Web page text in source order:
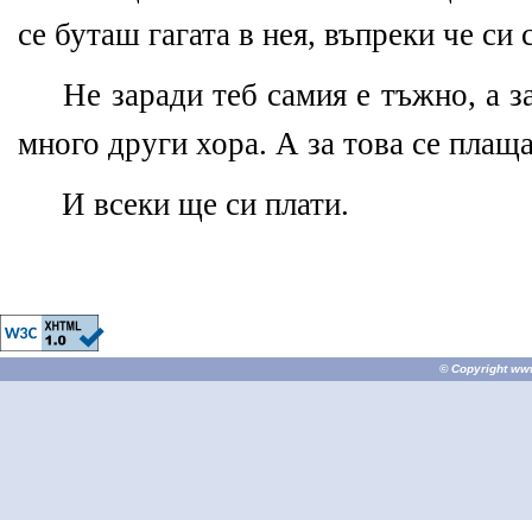
се буташ гагата в нея, въпреки че си
Не заради теб самия е тъжно, а
много други хора. А за това се
И всеки ще си плати.
© Copyright